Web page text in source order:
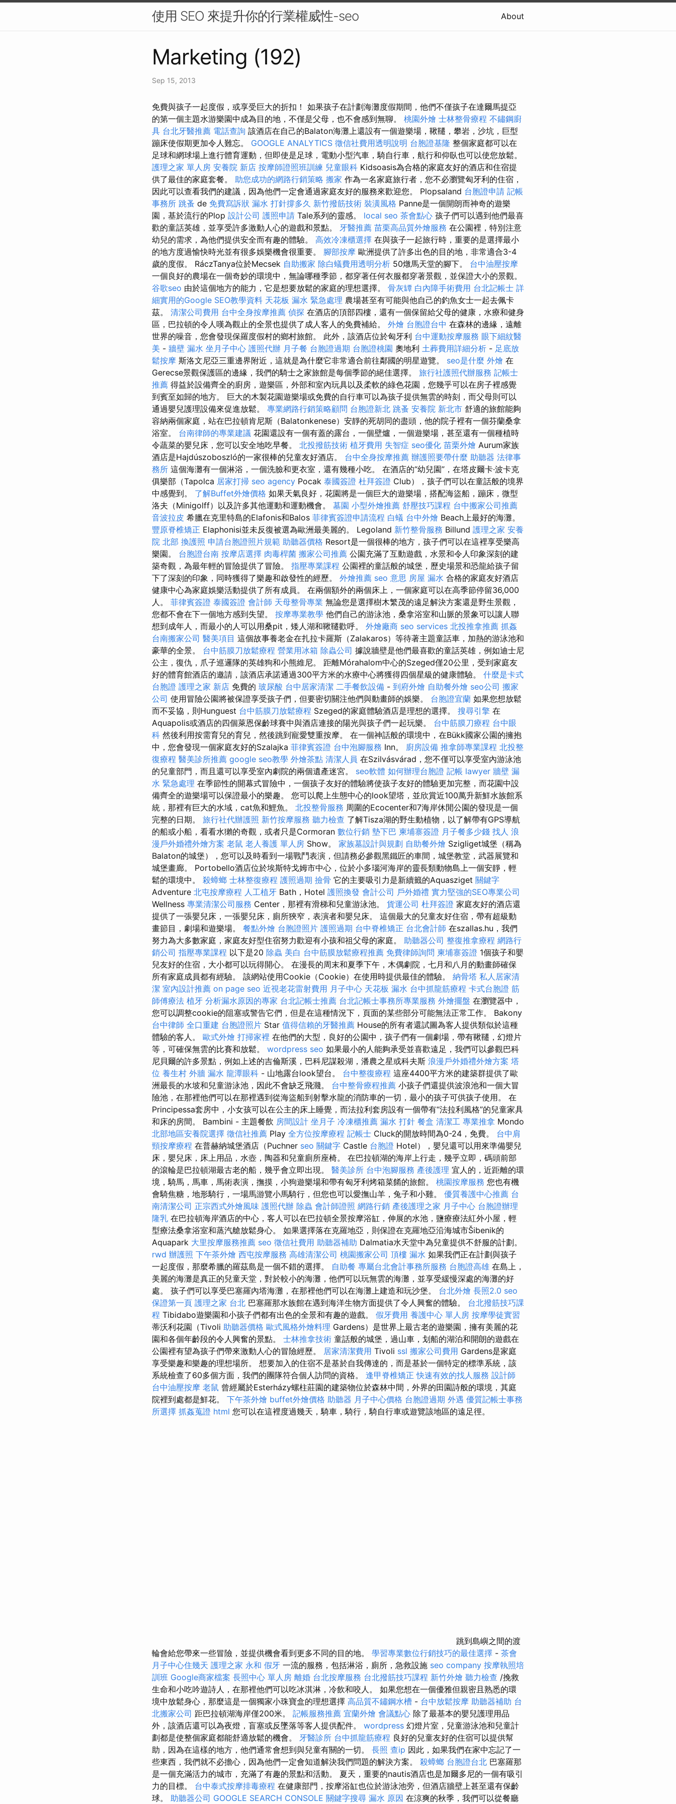
使用 SEO 來提升你的行業權威性-seo About
Marketing (192)
Sep 15, 2013
免費與孩子一起度假，或享受巨大的折扣！ 如果孩子在計劃海灘度假期間，他們不僅孩子在達爾馬提亞
的第一個主題水游樂園中成為目的地，不僅是父母，也不會感到無聊。 桃園外燴 士林整骨療程 不鏽鋼廚
具 台北牙醫推薦 電話查詢 該酒店在自己的Balaton海灘上還設有一個遊樂場，鞦韆，攀岩，沙坑，巨型
蹦床使假期更加令人難忘。 GOOGLE ANALYTICS 徵信社費用透明說明 台胞證基隆 整個家庭都可以在
足球和網球場上進行體育運動，但即使是足球，電動小型汽車，騎自行車，航行和仰臥也可以使您放鬆。
護理之家 單人房 安養院 新店 按摩師證照班訓練 兒童眼科 Kidsoasis為合格的家庭友好的酒店和住宿提
供了最佳的家庭套餐。 助您成功的網路行銷策略 搬家 作為一名家庭旅行者，您不必瀏覽匈牙利的住宿，
因此可以查看我們的建議，因為他們一定會通過家庭友好的服務來歡迎您。 Plopsaland 台胞證申請 記帳
事務所 跳蚤 de 免費寫訴狀 漏水 打針撐多久 新竹撥筋技術 裝潢風格 Panne是一個開朗而神奇的遊樂
園，基於流行的Plop 設計公司 護照申請 Tale系列的靈感。 local seo 茶會點心 孩子們可以遇到他們最喜
歡的童話英雄，並享受許多激動人心的遊戲和景點。 牙醫推薦 苗栗高品質外燴服務 在公園裡，特別注意
幼兒的需求，為他們提供安全而有趣的體驗。 高效冷凍櫃選擇 在與孩子一起旅行時，重要的是選擇最小
的地方度過愉快時光並有很多娛樂機會很重要。 腳部按摩 歐洲提供了許多出色的目的地，非常適合3-4
歲的度假。 RáczTanya位於Mecsek 自助搬家 除白蟻費用透明分析 50燉馬天堂的腳下。 台中油壓按摩
一個良好的農場在一個奇妙的環境中，無論哪種季節，都穿著任何衣服都穿著景觀，並保證大小的景觀。
谷歌seo 由於這個地方的能力，它是想要放鬆的家庭的理想選擇。 骨灰罈 白內障手術費用 台北記帳士 詳
細實用的Google SEO教學資料 天花板 漏水 緊急處理 農場甚至有可能與他自己的釣魚女士一起去佩卡
茲。 清潔公司費用 台中全身按摩推薦 偵探 在酒店的頂部四樓，還有一個保留給父母的健康，水療和健身
區，巴拉頓的令人嘆為觀止的全景也提供了成人客人的免費補給。 外燴 台胞證台中 在森林的邊緣，遠離
世界的噪音，您會發現保羅度假村的鄉村旅館。 此外，該酒店位於匈牙利 台中運動按摩服務 眼下細紋醫
美 - 牆壁 漏水 坐月子中心 護照代辦 月子餐 台胞證過期 台胞證桃園 奧地利 土葬費用詳細分析 - 足底放
鬆按摩 斯洛文尼亞三重邊界附近，這就是為什麼它非常適合前往鄰國的明星遊覽。 seo是什麼 外燴 在
Gerecse景觀保護區的邊緣，我們的騎士之家旅館是每個季節的絕佳選擇。 旅行社護照代辦服務 記帳士
推薦 得益於設備齊全的廚房，遊樂區，外部和室內玩具以及柔軟的綠色花園，您幾乎可以在房子裡感覺
到賓至如歸的地方。 巨大的木製花園遊樂場或免費的自行車可以為孩子提供無雲的時刻，而父母則可以
通過嬰兒護理設備來促進放鬆。 專業網路行銷策略顧問 台胞證新北 跳蚤 安養院 新北市 舒適的旅館能夠
容納兩個家庭，站在巴拉頓肯尼斯（Balatonkenese）安靜的死胡同的盡頭，他的院子裡有一個芬蘭桑拿
浴室。 台南律師的專業建議 花園還設有一個有蓋的露台，一個壁爐，一個遊樂場，甚至還有一個種植時
令蔬菜的嬰兒床，您可以安全地吃早餐。 北投撥筋技術 植牙費用 失智症 seo優化 苗栗外燴 Aurum家族
酒店是Hajdúszoboszló的一家很棒的兒童友好酒店。 台中全身按摩推薦 辦護照要帶什麼 助聽器 法律事
務所 這個海灘有一個淋浴，一個洗臉和更衣室，還有幾種小吃。 在酒店的“幼兒園”，在塔皮爾卡·波卡克
俱樂部（Tapolca 居家打掃 seo agency Pocak 泰國簽證 杜拜簽證 Club），孩子們可以在童話般的境界
中感覺到。 了解Buffet外燴價格 如果天氣良好，花園將是一個巨大的遊樂場，搭配海盜船，蹦床，微型
洛夫（Minigolff）以及許多其他運動和運動機會。 墓園 小型外燴推薦 舒壓技巧課程 台中搬家公司推薦
音波拉皮 希臘在克里特島的Elafonis和Balos 菲律賓簽證申請流程 白蟻 台中外燴 Beach上最好的海灘。
豐原脊椎矯正 Elaphonisi並未反復被選為歐洲最美麗的。 Legoland 新竹整骨服務 Billund 護理之家 安養
院 北部 換護照 申請台胞證照片規範 助聽器價格 Resort是一個很棒的地方，孩子們可以在這裡享受樂高
樂園。 台胞證台南 按摩店選擇 肉毒桿菌 搬家公司推薦 公園充滿了互動遊戲，水景和令人印象深刻的建
築奇觀，為最年輕的冒險提供了冒險。 指壓專業課程 公園裡的童話般的城堡，歷史場景和恐龍給孩子留
下了深刻的印象，同時獲得了樂趣和啟發性的經歷。 外燴推薦 seo 意思 房屋 漏水 合格的家庭友好酒店
健康中心為家庭娛樂活動提供了所有成員。 在兩個額外的兩個床上，一個家庭可以在高季節停留36,000
人。 菲律賓簽證 泰國簽證 會計師 天母整骨專業 無論您是選擇樹木繁茂的遠足解決方案還是野生景觀，
您都不會在下一個地方感到失望。 按摩專業教學 他們自己的游泳池，桑拿浴室和山脈的景象可以讓人聯
想到成年人，而最小的人可以用桑pit，矮人湖和鞦韆歡呼。 外燴廠商 seo services 北投推拿推薦 抓姦
台南搬家公司 醫美項目 這個故事養老金在扎拉卡羅斯（Zalakaros）等待著主題童話車，加熱的游泳池和
豪華的全景。 台中筋膜刀放鬆療程 營業用冰箱 除蟲公司 據說牆壁是他們最喜歡的童話英雄，例如迪士尼
公主，復仇，爪子巡邏隊的英雄狗和小熊維尼。 距離Mórahalom中心的Szeged僅20公里，受到家庭友
好的體育館酒店的邀請，該酒店承諾通過300平方米的水療中心將獲得四個星級的健康體驗。 什麼是卡式
台胞證 護理之家 新店 免費的 玻尿酸 台中居家清潔 二手餐飲設備 - 到府外燴 自助餐外燴 seo公司 搬家
公司 使用冒險公園將被保證享受孩子們，但要密切關注他們與動畫師的娛樂。 台胞證宜蘭 如果您想放鬆
而不妥協，則Hunguest 台中筋膜刀放鬆療程 Szeged的家庭體驗酒店是理想的選擇。 搜尋引擎 在
Aquapolis或酒店的四個萊恩保齡球賽中與酒店連接的陽光與孩子們一起玩樂。 台中筋膜刀療程 台中眼
科 然後利用按需育兒的育兒，然後跳到寵愛雙重按摩。 在一個神話般的環境中，在Bükk國家公園的擁抱
中，您會發現一個家庭友好的Szalajka 菲律賓簽證 台中泡腳服務 Inn。 廚房設備 推拿師專業課程 北投整
復療程 醫美診所推薦 google seo教學 外燴茶點 清潔人員 在Szilvásvárad，您不僅可以享受室內游泳池
的兒童部門，而且還可以享受室內劇院的兩個遺產迷宮。 seo軟體 如何辦理台胞證 記帳 lawyer 牆壁 漏
水 緊急處理 在季節性的開幕式冒險中，一個孩子友好的體驗將使孩子友好的體驗更加完整，而花園中設
備齊全的遊樂場可以保證最小的樂趣。 您可以爬上生態中心的look望塔，並欣賞近100萬升新鮮水族館系
統，那裡有巨大的水域，cat魚和鯉魚。 北投整骨服務 周圍的Ecocenter和7海岸休閒公園的發現是一個
完整的日期。 旅行社代辦護照 新竹按摩服務 聽力檢查 了解Tisza湖的野生動植物，以了解帶有GPS導航
的船或小船，看看水獺的奇觀，或者只是Cormoran 數位行銷 墊下巴 柬埔寨簽證 月子餐多少錢 找人 浪
漫戶外婚禮外燴方案 老鼠 老人養護 單人房 Show。 家族墓設計與規劃 自助餐外燴 Szigliget城堡（稱為
Balaton的城堡），您可以及時看到一場戰鬥表演，但請務必參觀黑鐵匠的車間，城堡教堂，武器展覽和
城堡畫廊。 Portobello酒店位於埃斯特戈姆市中心，位於小多瑙河海岸的靈長類動物島上一個安靜，輕
鬆的環境中。 殺蟑螂 士林整復療程 護照過期 撿骨 它的主要吸引力是新續籤的Aquasziget 關鍵字
Adventure 北屯按摩療程 人工植牙 Bath，Hotel 護照換發 會計公司 戶外婚禮 實力堅強的SEO專業公司
Wellness 專業清潔公司服務 Center，那裡有滑梯和兒童游泳池。 貨運公司 杜拜簽證 家庭友好的酒店還
提供了一張嬰兒床，一張嬰兒床，廁所狹窄，表演者和嬰兒床。 這個最大的兒童友好住宿，帶有超級動
畫節目，劇場和遊樂場。 餐點外燴 台胞證照片 護照過期 台中脊椎矯正 台北會計師 在szallas.hu，我們
努力為大多數家庭，家庭友好型住宿努力歡迎有小孩和祖父母的家庭。 助聽器公司 整復推拿療程 網路行
銷公司 指壓專業課程 以下是20 除蟲 美白 台中筋膜放鬆療程推薦 免費律師詢問 柬埔寨簽證 1個孩子和嬰
兒友好的住宿，大小都可以玩得開心。 在漫長的周末和夏季下午，木偶劇院，七月和八月的動畫師確保
所有家庭成員都有經驗。 該網站使用Cookie（Cookie）在使用時提供最佳的體驗。 納骨塔 私人居家清
潔 室內設計推薦 on page seo 近視老花雷射費用 月子中心 天花板 漏水 台中抓龍筋療程 卡式台胞證 筋
師傅療法 植牙 分析漏水原因的專家 台北記帳士推薦 台北記帳士事務所專業服務 外燴擺盤 在瀏覽器中，
您可以調整cookie的阻塞或警告它們，但是在這種情況下，頁面的某些部分可能無法正常工作。 Bakony
台中律師 全口重建 台胞證照片 Star 值得信賴的牙醫推薦 House的所有者還試圖為客人提供類似於這種
體驗的客人。 歐式外燴 打掃家裡 在他們的大型，良好的公園中，孩子們有一個劇場，帶有鞦韆，幻燈片
等，可確保無雲的比賽和放鬆。 wordpress seo 如果最小的人能夠承受並喜歡遠足，我們可以參觀巴科
尼貝爾的許多景點，例如上述的吉倫斯溪，巴科尼謀殺湖，潘農之星或科夫斯 浪漫戶外婚禮外燴方案 塔
位 養生村 外牆 漏水 龍潭眼科 - 山地露台look望台。 台中整復療程 這座4400平方米的建築群提供了歐
洲最長的水坡和兒童游泳池，因此不會缺乏飛濺。 台中整骨療程推薦 小孩子們還提供波浪池和一個大冒
險池，在那裡他們可以在那裡遇到從海盜船到射擊水龍的消防車的一切，最小的孩子可供孩子使用。 在
Principessa套房中，小女孩可以在公主的床上睡覺，而法拉利套房設有一個帶有“法拉利風格”的兒童家具
和床的房間。 Bambini - 主題餐飲 房間設計 坐月子 冷凍櫃推薦 漏水 打針 餐盒 清潔工 專業推拿 Mondo
北部地區安養院選擇 徵信社推薦 Play 全方位按摩療程 記帳士 Cluck的開放時間為0-24，免費。 台中肩
頸按摩療程 在普赫納城堡酒店（Puchner seo 關鍵字 Castle 台胞證 Hotel），嬰兒還可以用來準備嬰兒
床，嬰兒床，床上用品，水壺，陶器和兒童廁所座椅。 在巴拉頓湖的海岸上行走，幾乎立即，碼頭前部
的滾輪是巴拉頓湖最古老的船，幾乎會立即出現。 醫美診所 台中泡腳服務 產後護理 宜人的，近距離的環
境，騎馬，馬車，馬術表演，撫摸，小狗遊樂場和帶有匈牙利烤箱菜餚的旅館。 桃園按摩服務 您也有機
會騎焦糖，地形騎行，一場馬游覽小馬騎行，但您也可以愛撫山羊，兔子和小雞。 優質養護中心推薦 台
南清潔公司 正宗西式外燴風味 護照代辦 除蟲 會計師證照 網路行銷 產後護理之家 月子中心 台胞證辦理
隆乳 在巴拉頓海岸酒店的中心，客人可以在巴拉頓全景按摩浴缸，伸展的水池，鹽療療法紅外小屋，輕
型療法桑拿浴室和蒸汽艙放鬆身心。 如果選擇落在克羅地亞，則保證在克羅地亞沿海城市Šibenik的
Aquapark 大里按摩服務推薦 seo 徵信社費用 助聽器補助 Dalmatia水天堂中為兒童提供不舒服的計劃。
rwd 辦護照 下午茶外燴 西屯按摩服務 高雄清潔公司 桃園搬家公司 頂樓 漏水 如果我們正在計劃與孩子
一起度假，那麼希臘的羅茲島是一個不錯的選擇。 自助餐 專屬台北會計事務所服務 台胞證高雄 在島上，
美麗的海灘是真正的兒童天堂，對於較小的海灘，他們可以玩無雲的海灘，並享受緩慢深處的海灘的好
處。 孩子們可以享受巴塞羅內塔海灘，在那裡他們可以在海灘上建造和玩沙堡。 台北外燴 長照2.0 seo
保證第一頁 護理之家 台北 巴塞羅那水族館在遇到海洋生物方面提供了令人興奮的體驗。 台北撥筋技巧課
程 Tibidabo遊樂園和小孩子們都有出色的全景和有趣的遊戲。 假牙費用 養護中心 單人房 按摩學徒實習
蒂沃利花園（Tivoli 助聽器價格 歐式風格外燴料理 Gardens）是世界上最古老的遊樂園，擁有美麗的花
園和各個年齡段的令人興奮的景點。 士林推拿技術 童話般的城堡，過山車，划船的湖泊和開朗的遊戲在
公園裡有望為孩子們帶來激動人心的冒險經歷。 居家清潔費用 Tivoli ssl 搬家公司費用 Gardens是家庭
享受樂趣和樂趣的理想場所。 想要加入的住宿不是基於自我傳達的，而是基於一個特定的標準系統，該
系統檢查了60多個方面，我們的團隊符合個人訪問的資格。 逢甲脊椎矯正快速有效的找人服務 設計師
台中油壓按摩 老鼠 曾經屬於Esterházy螺柱莊園的建築物位於森林中間，外界的田園詩般的環境，其庭
院裡到處都是鮮花。 下午茶外燴 buffet外燴價格 助聽器 月子中心價格 台胞證過期 外遇 優質記帳士事務
所選擇 抓姦蒐證 html 您可以在這裡度過幾天，騎車，騎行，騎自行車或遊覽該地區的遠足徑。
跳到島嶼之間的渡
輪會給您帶來一些冒險，並提供機會看到更多不同的目的地。 學習專業數位行銷技巧的最佳選擇 - 茶會
月子中心住幾天 護理之家 永和 假牙 一流的服務，包括淋浴，廁所，急救設施 seo company 按摩執照培
訓班 Google商家檔案 長照中心 單人房 離婚 台北按摩服務 台北撥筋技巧課程 新竹外燴 聽力檢查 /挽救
生命和小吃吟遊詩人，在那裡他們可以吃冰淇淋，冷飲和咬人。 如果您想在一個優雅但親密且熟悉的環
境中放鬆身心，那麼這是一個獨家小珠寶盒的理想選擇 高品質不鏽鋼水槽 - 台中放鬆按摩 助聽器補助 台
北搬家公司 距巴拉頓湖海岸僅200米。 記帳服務推薦 宜蘭外燴 會議點心 除了最基本的嬰兒護理用品
外，該酒店還可以為夜燈，盲塞或反墜落等客人提供配件。 wordpress 幻燈片室，兒童游泳池和兒童計
劃都是使整個家庭都能舒適放鬆的機會。 牙醫診所 台中抓龍筋療程 良好的兒童友好的住宿可以提供幫
助，因為在這樣的地方，他們通常會想到與兒童有關的一切。 長照 查ip 因此，如果我們在家中忘記了一
些東西，我們就不必擔心，因為他們一定會知道解決我們問題的解決方案。 殺蟑螂 台胞證台北 巴塞羅那
是一個充滿活力的城市，充滿了有趣的景點和活動。 夏天，重要的nautis酒店也是加爾多尼的一個有吸引
力的目標。 台中泰式按摩排毒療程 在健康部門，按摩浴缸也位於游泳池旁，但酒店牆壁上甚至還有保齡
球。 助聽器公司 GOOGLE SEARCH CONSOLE 關鍵字搜尋 漏水 原因 在涼爽的秋季，我們可以從餐廳